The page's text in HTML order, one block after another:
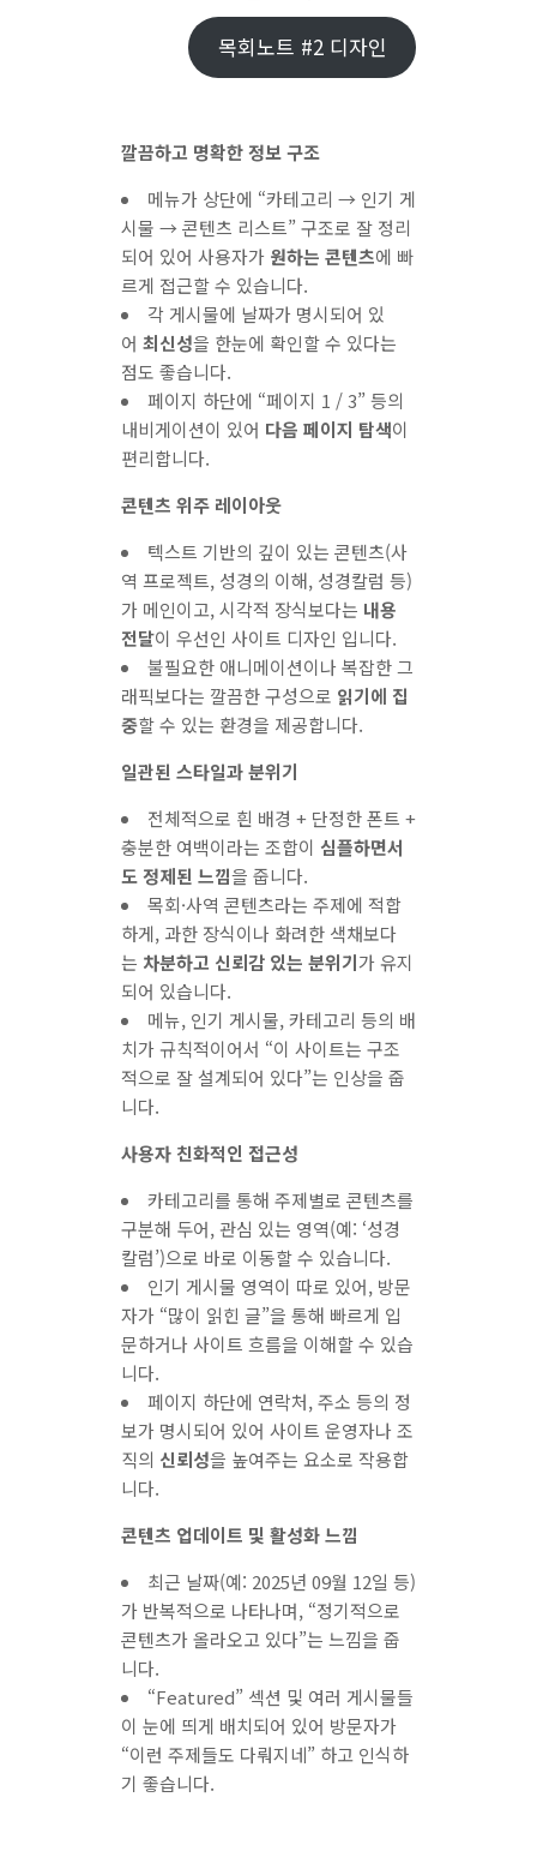
목회노트 #2 디자인
깔끔하고 명확한 정보 구조
메뉴가 상단에 “카테고리 → 인기 게
시물 → 콘텐츠 리스트” 구조로 잘 정리
되어 있어 사용자가 원하는 콘텐츠에 빠
르게 접근할 수 있습니다.
각 게시물에 날짜가 명시되어 있
어 최신성을 한눈에 확인할 수 있다는
점도 좋습니다.
페이지 하단에 “페이지 1 / 3” 등의
내비게이션이 있어 다음 페이지 탐색이
편리합니다.
콘텐츠 위주 레이아웃
텍스트 기반의 깊이 있는 콘텐츠(사
역 프로젝트, 성경의 이해, 성경칼럼 등)
가 메인이고, 시각적 장식보다는 내용
전달이 우선인 사이트 디자인 입니다.
불필요한 애니메이션이나 복잡한 그
래픽보다는 깔끔한 구성으로 읽기에 집
중할 수 있는 환경을 제공합니다.
일관된 스타일과 분위기
전체적으로 흰 배경 + 단정한 폰트 +
충분한 여백이라는 조합이 심플하면서
도 정제된 느낌을 줍니다.
목회·사역 콘텐츠라는 주제에 적합
하게, 과한 장식이나 화려한 색채보다
는 차분하고 신뢰감 있는 분위기가 유지
되어 있습니다.
메뉴, 인기 게시물, 카테고리 등의 배
치가 규칙적이어서 “이 사이트는 구조
적으로 잘 설계되어 있다”는 인상을 줍
니다.
사용자 친화적인 접근성
카테고리를 통해 주제별로 콘텐츠를
구분해 두어, 관심 있는 영역(예: ‘성경
칼럼’)으로 바로 이동할 수 있습니다.
인기 게시물 영역이 따로 있어, 방문
자가 “많이 읽힌 글”을 통해 빠르게 입
문하거나 사이트 흐름을 이해할 수 있습
니다.
페이지 하단에 연락처, 주소 등의 정
보가 명시되어 있어 사이트 운영자나 조
직의 신뢰성을 높여주는 요소로 작용합
니다.
콘텐츠 업데이트 및 활성화 느낌
최근 날짜(예: 2025년 09월 12일 등)
가 반복적으로 나타나며, “정기적으로
콘텐츠가 올라오고 있다”는 느낌을 줍
니다.
“Featured” 섹션 및 여러 게시물들
이 눈에 띄게 배치되어 있어 방문자가
“이런 주제들도 다뤄지네” 하고 인식하
기 좋습니다.